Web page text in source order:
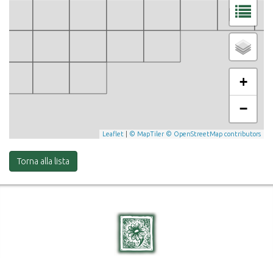
+
−
Leaflet © MapTiler © OpenStreetMap contributors
Torna alla lista